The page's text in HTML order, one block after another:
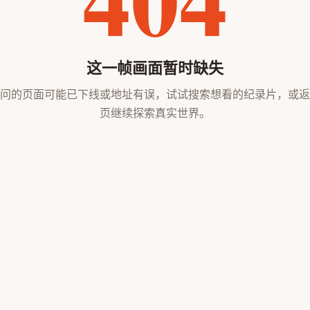
这一帧画面暂时缺失
的页面可能已下线或地址有误，试试搜索想看的纪录片，或
页继续探索真实世界。